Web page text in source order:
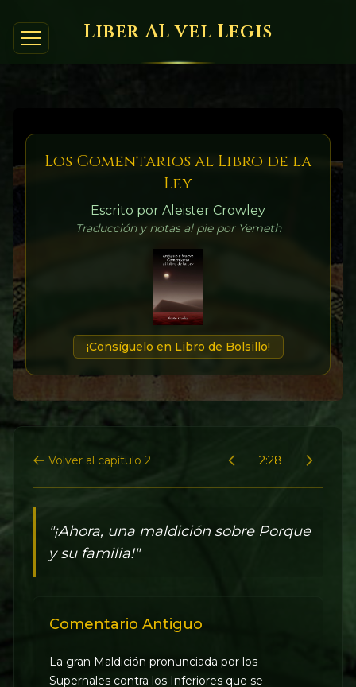
Liber AL vel Legis
Los Comentarios al Libro de la
Ley
Escrito por Aleister Crowley
Traducción y notas al pie por Yemeth
¡Consíguelo en Libro de Bolsillo!
Volver al capítulo 2 2:28
"¡Ahora, una maldición sobre Porque
y su familia!"
Comentario Antiguo
La gran Maldición pronunciada por los
Supernales contra los Inferiores que se